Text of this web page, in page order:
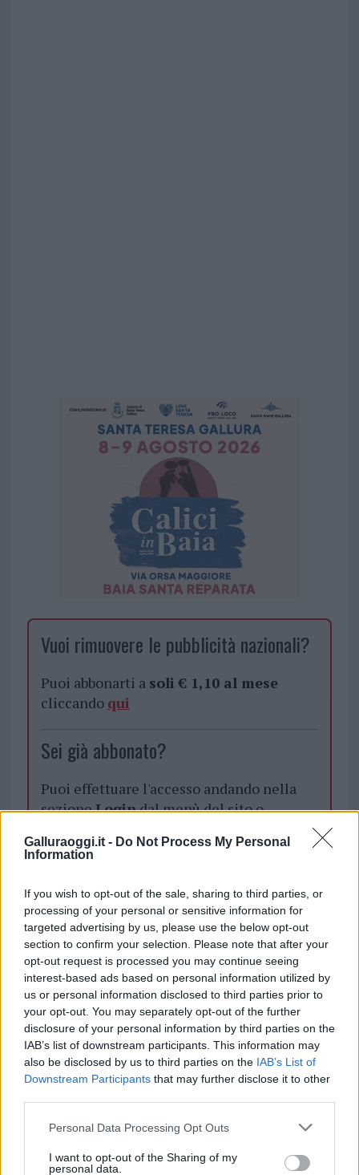
Galluraoggi.it - Do Not Process My Personal
Information
If you wish to opt-out of the sale, sharing to third parties, or
processing of your personal or sensitive information for
targeted advertising by us, please use the below opt-out
section to confirm your selection. Please note that after your
opt-out request is processed you may continue seeing
interest-based ads based on personal information utilized by
us or personal information disclosed to third parties prior to
your opt-out. You may separately opt-out of the further
disclosure of your personal information by third parties on the
IAB’s list of downstream participants. This information may
also be disclosed by us to third parties on the IAB’s List of
Downstream Participants that may further disclose it to other
Please note that this website/app uses one or more Google
not limited to your visit or usage behaviour. You may click to
Personal Data Processing Opt Outs
I want to opt-out of the Sharing of my
personal data.
Vuoi rimuovere le pubblicità nazionali?
Puoi abbonarti a soli € 1,10 al mese
cliccando qui
Sei già abbonato?
Puoi effettuare l'accesso andando nella
sezioneLogindal menù del sito o
TEMI: Niko Veccia
Niko Veccia Olbia
Olbia Notizie
Inviaci le tue segnalazioni,
i tuoi video e le tue foto
Su WhatsApp al numero +39
345 356 7512
Notizie in tempo reale?
Entra nel canale telegram di
GalluraOggi.it